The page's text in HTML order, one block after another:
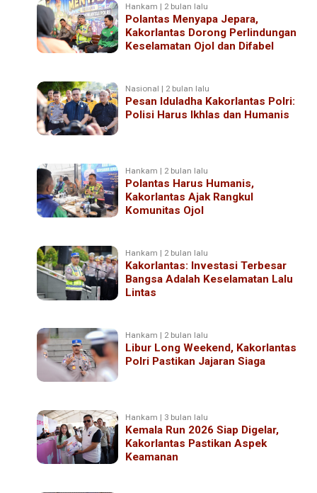
Hankam | 2 bulan lalu
Polantas Menyapa Jepara,
Kakorlantas Dorong Perlindungan
Keselamatan Ojol dan Difabel
Nasional | 2 bulan lalu
Pesan Iduladha Kakorlantas Polri:
Polisi Harus Ikhlas dan Humanis
Hankam | 2 bulan lalu
Polantas Harus Humanis,
Kakorlantas Ajak Rangkul
Komunitas Ojol
Hankam | 2 bulan lalu
Kakorlantas: Investasi Terbesar
Bangsa Adalah Keselamatan Lalu
Lintas
Hankam | 2 bulan lalu
Libur Long Weekend, Kakorlantas
Polri Pastikan Jajaran Siaga
Hankam | 3 bulan lalu
Kemala Run 2026 Siap Digelar,
Kakorlantas Pastikan Aspek
Keamanan